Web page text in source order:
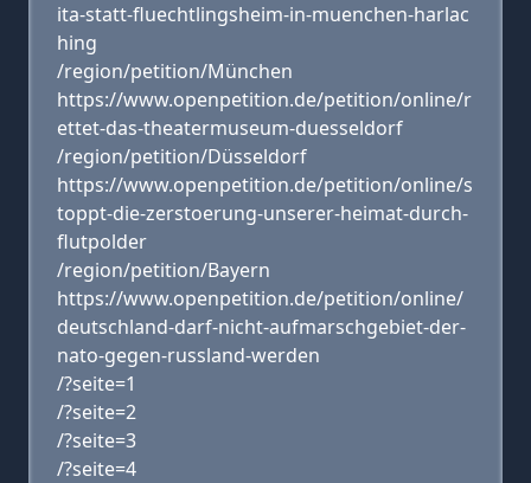
ita-statt-fluechtlingsheim-in-muenchen-harlac
hing
/region/petition/München
https://www.openpetition.de/petition/online/r
ettet-das-theatermuseum-duesseldorf
/region/petition/Düsseldorf
https://www.openpetition.de/petition/online/s
toppt-die-zerstoerung-unserer-heimat-durch-
flutpolder
/region/petition/Bayern
https://www.openpetition.de/petition/online/
deutschland-darf-nicht-aufmarschgebiet-der-
nato-gegen-russland-werden
/?seite=1
/?seite=2
/?seite=3
/?seite=4